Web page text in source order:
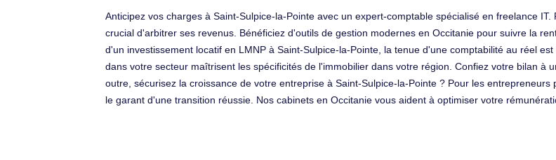
Anticipez vos charges à Saint-Sulpice-la-Pointe avec un expert-comptable spécialisé en freelance
crucial d'arbitrer ses revenus. Bénéficiez d'outils de gestion modernes en Occitanie pour suivre la
d'un investissement locatif en LMNP à Saint-Sulpice-la-Pointe, la tenue d'une comptabilité au réel
dans votre secteur maîtrisent les spécificités de l'immobilier dans votre région. Confiez votre bilan à
outre, sécurisez la croissance de votre entreprise à Saint-Sulpice-la-Pointe ? Pour les
le garant d'une transition réussie. Nos cabinets en Occitanie vous aident à optimiser votre